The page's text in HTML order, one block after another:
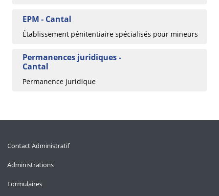
EPM - Cantal
Établissement pénitentiaire spécialisés pour mineurs
Permanences juridiques -
Cantal
Permanence juridique
Contact Administratif
Administrations
Formulaires